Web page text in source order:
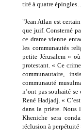
tiré à quatre
"Jean Atlan est
que juif. Consterné
ce drame vienne
les communautés
petite Jérusalem »
protestant. « Ce
communautaire,
communauté
n’ont pas souhaité
René Hadjadj. «
dans la prière. Nous
Kheniche sera
réclusion à perpétuité